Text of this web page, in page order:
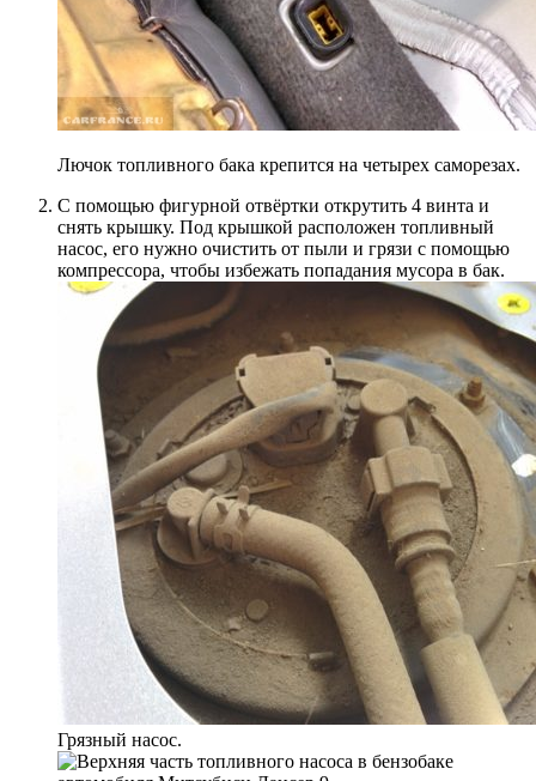
Лючок топливного бака крепится на четырех саморезах.
С помощью фигурной отвёртки открутить 4 винта и
снять крышку. Под крышкой расположен топливный
насос, его нужно очистить от пыли и грязи с помощью
компрессора, чтобы избежать попадания мусора в бак.
Грязный насос.